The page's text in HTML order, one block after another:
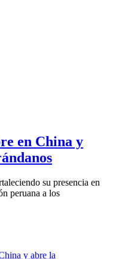
en China y
su presencia en
peruana a los